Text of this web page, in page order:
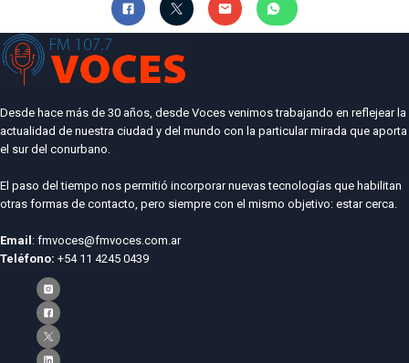
Desde hace más de 30 años, desde Voces venimos trabajando en reflejear la
actualidad de nuestra ciudad y del mundo con la particular mirada que aporta
el sur del conurbano.
El paso del tiempo nos permitió incorporar nuevas tecnologías que habilitan
otras formas de contacto, pero siempre con el mismo objetivo: estar cerca.
Email : fmvoces@fmvoces.com.ar
Teléfono: +54 11 4245 0439